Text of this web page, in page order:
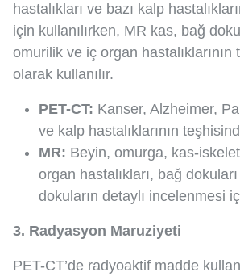
hastalıkları ve bazı kalp
için kullanılırken, MR kas, bağ
omurilik ve iç organ hastalıklarının
olarak kullanılır.
PET-CT: Kanser, Alzheimer,
ve kalp hastalıklarının
MR: Beyin, omurga, kas-
organ hastalıkları, bağ
dokuların detaylı incelenmesi
3. Radyasyon Maruziyeti
PET-CT’de radyoaktif madde